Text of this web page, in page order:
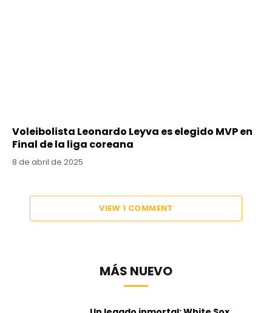
Voleibolista Leonardo Leyva es elegido MVP en
Final de la liga coreana
8 de abril de 2025
VIEW 1 COMMENT
MÁS NUEVO